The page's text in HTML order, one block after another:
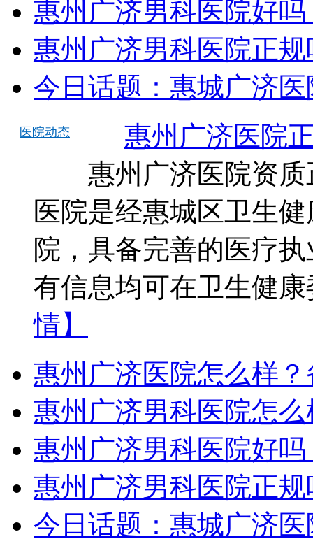
惠州广济男科医院好
惠州广济男科医院正规
今日话题：惠城广济
医院动态
惠州广济医院
惠州广济医院资质
医院是经惠城区卫生
院，具备完善的医疗
有信息均可在卫生健
情】
惠州广济医院怎么样？
惠州广济男科医院怎么
惠州广济男科医院好吗
惠州广济男科医院正规
今日话题：惠城广济医